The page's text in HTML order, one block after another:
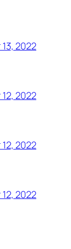
2022
2022
2022
2022